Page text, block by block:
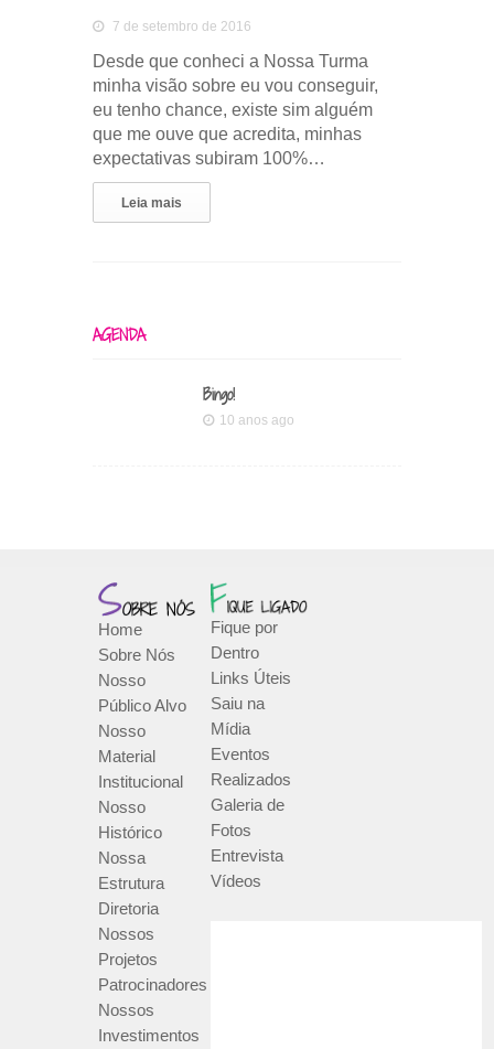
7 de setembro de 2016
Desde que conheci a Nossa Turma
minha visão sobre eu vou conseguir,
eu tenho chance, existe sim alguém
que me ouve que acredita, minhas
expectativas subiram 100%…
Leia mais
AGENDA
Bingo!
10 anos ago
Home
Sobre Nós
Nosso
Público Alvo
Nosso
Material
Institucional
Nosso
Histórico
Nossa
Estrutura
Diretoria
Nossos
Projetos
Patrocinadores
Nossos
Investimentos
Fique por
Dentro
Links Úteis
Saiu na
Mídia
Eventos
Realizados
Galeria de
Fotos
Entrevista
Vídeos